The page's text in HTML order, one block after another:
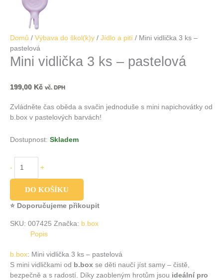
Domů / Výbava do škol(k)y / Jídlo a pití / Mini vidlička 3 ks –
pastelová
Mini vidlička 3 ks – pastelová
199,00 Kč vč. DPH
Zvládněte čas oběda a svačin jednoduše s mini napichovátky od
b.box v pastelových barvách!
Dostupnost: Skladem
- +
DO KOŠÍKU
⭐ Doporučujeme přikoupit
SKU: 007425 Značka: b.box
Popis
b.box: Mini vidlička 3 ks – pastelová
S mini vidličkami od b.box se děti naučí jíst samy – čistě,
bezpečně a s radostí. Díky zaobleným hrotům jsou ideální pro